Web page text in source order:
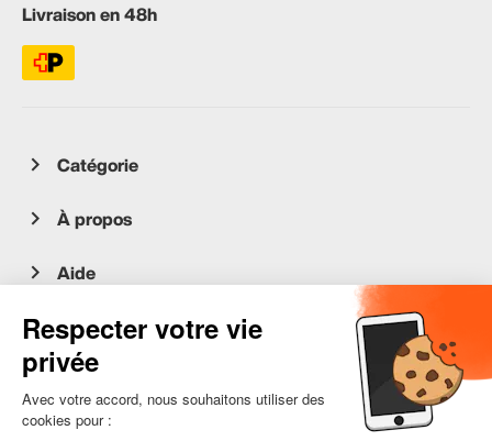
Livraison en 48h
Catégorie
À propos
Aide
Service client
occasion.migros.mobile@recommerce.com
Lundi-Vendredi 08:00-17:00